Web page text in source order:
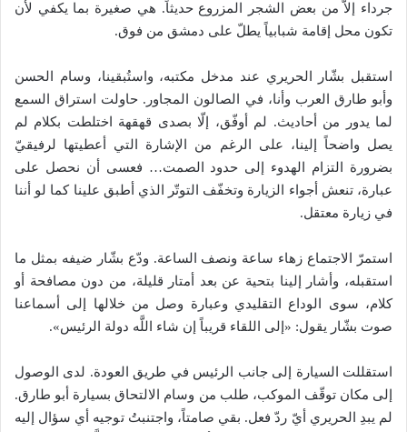
جرداء إلاّ من بعض الشجر المزروع حديثاً. هي صغيرة بما يكفي لأن
تكون محل إقامة شبابياً يطلّ على دمشق من فوق.
استقبل بشّار الحريري عند مدخل مكتبه، واستُبقينا، وسام الحسن
وأبو طارق العرب وأنا، في الصالون المجاور. حاولت استراق السمع
لما يدور من أحاديث. لم أوفّق، إلّا بصدى قهقهة اختلطت بكلام لم
يصل واضحاً إلينا، على الرغم من الإشارة التي أعطيتها لرفيقيّ
بضرورة التزام الهدوء إلى حدود الصمت… فعسى أن نحصل على
عبارة، تنعش أجواء الزيارة وتخفّف التوتّر الذي أطبق علينا كما لو أننا
في زيارة معتقل.
استمرّ الاجتماع زهاء ساعة ونصف الساعة. ودّع بشّار ضيفه بمثل ما
استقبله، وأشار إلينا بتحية عن بعد أمتار قليلة، من دون مصافحة أو
كلام، سوى الوداع التقليدي وعبارة وصل من خلالها إلى أسماعنا
صوت بشّار يقول: «إلى اللقاء قريباً إن شاء اللَّه دولة الرئيس».
استقللت السيارة إلى جانب الرئيس في طريق العودة. لدى الوصول
إلى مكان توقّف الموكب، طلب من وسام الالتحاق بسيارة أبو طارق.
لم يبدِ الحريري أيّ ردّ فعل. بقي صامتاً، واجتنبتُ توجيه أي سؤال إليه